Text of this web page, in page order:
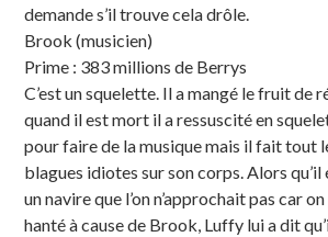
demande s’il trouve cela drôle.
Brook (musicien)
Prime : 383 millions de Berrys
C’est un squelette. Il a mangé le fruit de
quand il est mort il a ressuscité en
pour faire de la musique mais il fait tout
blagues idiotes sur son corps. Alors
un navire que l’on n’approchait pas car
hanté à cause de Brook, Luffy lui a dit